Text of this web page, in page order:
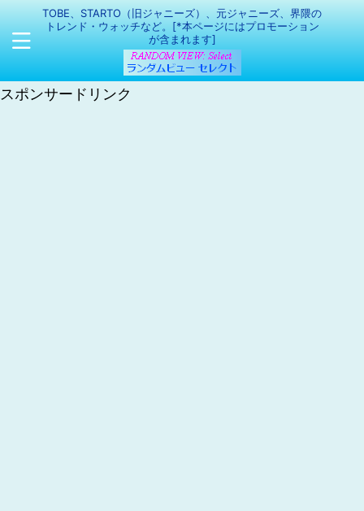
TOBE、STARTO（旧ジャニーズ）、元ジャニーズ、界隈の
トレンド・ウォッチなど。[*本ページにはプロモーション
が含まれます]
スポンサードリンク